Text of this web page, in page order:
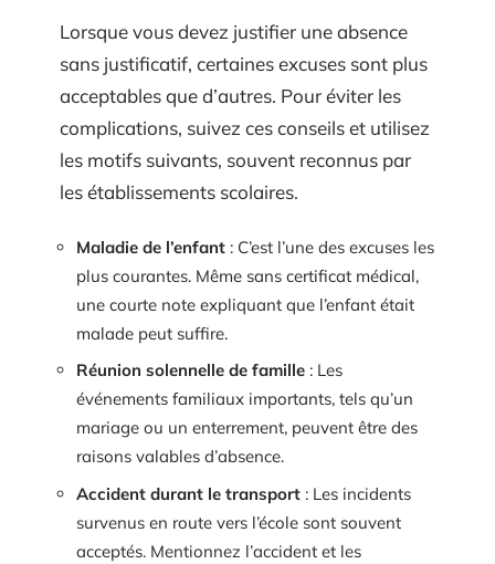
Lorsque vous devez justifier une absence
sans justificatif, certaines excuses sont plus
acceptables que d’autres. Pour éviter les
complications, suivez ces conseils et utilisez
les motifs suivants, souvent reconnus par
les établissements scolaires.
Maladie de l’enfant : C’est l’une des excuses les
plus courantes. Même sans certificat médical,
une courte note expliquant que l’enfant était
malade peut suffire.
Réunion solennelle de famille : Les
événements familiaux importants, tels qu’un
mariage ou un enterrement, peuvent être des
raisons valables d’absence.
Accident durant le transport : Les incidents
survenus en route vers l’école sont souvent
acceptés. Mentionnez l’accident et les